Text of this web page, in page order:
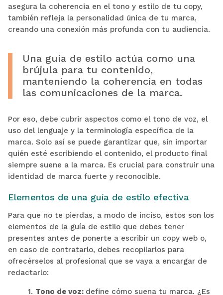
asegura la coherencia en el tono y estilo de tu copy,
también refleja la personalidad única de tu marca,
creando una conexión más profunda con tu audiencia.
Una guía de estilo actúa como una
brújula para tu contenido,
manteniendo la coherencia en todas
las comunicaciones de la marca.
Por eso, debe cubrir aspectos como el tono de voz, el
uso del lenguaje y la terminología específica de la
marca. Solo así se puede garantizar que, sin importar
quién esté escribiendo el contenido, el producto final
siempre suene a la marca. Es crucial para construir una
identidad de marca fuerte y reconocible.
Elementos de una guía de estilo efectiva
Para que no te pierdas, a modo de inciso, estos son los
elementos de la guía de estilo que debes tener
presentes antes de ponerte a escribir un copy web o,
en caso de contratarlo, debes recopilarlos para
ofrecérselos al profesional que se vaya a encargar de
redactarlo:
1. Tono de voz: define cómo suena tu marca. ¿Es